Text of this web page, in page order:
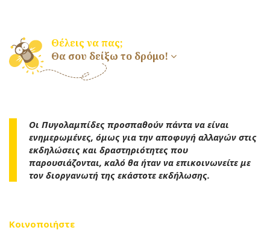
Θέλεις να πας;
Θα σου δείξω το δρόμο!
Οι Πυγολαμπίδες προσπαθούν πάντα να είναι
ενημερωμένες, όμως για την αποφυγή αλλαγών στις
εκδηλώσεις και δραστηριότητες που
παρουσιάζονται, καλό θα ήταν να επικοινωνείτε με
τον διοργανωτή της εκάστοτε εκδήλωσης.
Κοινοποιήστε